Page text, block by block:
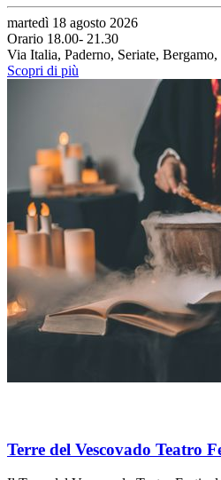
martedì 18 agosto 2026
Orario 18.00- 21.30
Via Italia, Paderno, Seriate,
Scopri di più
Terre del Vescovado Teatro